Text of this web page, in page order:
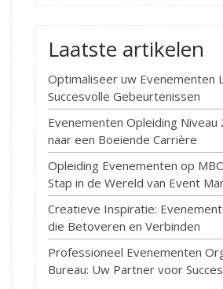
Laatste artikelen
Optimaliseer uw Evenementen
Succesvolle Gebeurtenissen
Evenementen Opleiding Niveau
naar een Boeiende Carrière
Opleiding Evenementen op
Stap in de Wereld van Event
Creatieve Inspiratie:
die Betoveren en Verbinden
Professioneel Evenementen
Bureau: Uw Partner voor